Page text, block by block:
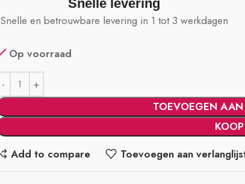
Snelle levering
Snelle en betrouwbare levering in 1 tot 3 werkdagen
Op voorraad
TOEVOEGEN
Add to compare
Toevoegen aan